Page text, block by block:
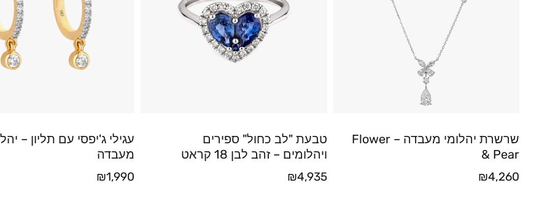
שרשרת יהלומי מעבדה – Flower
& Pear
₪4,260
טבעת "לב כחול" ספירים
ויהלומים – זהב לבן 18 קראט
₪4,935
עגילי ג'יפסי עם תליון –
מעבדה
₪1,990